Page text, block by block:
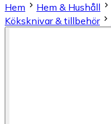
Hem
Hem & Hushåll
Köksknivar & tillbehör